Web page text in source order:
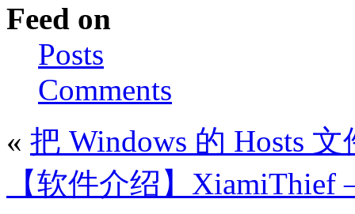
Feed on
Posts
Comments
« 把 Windows 的 Hosts
【软件介绍】